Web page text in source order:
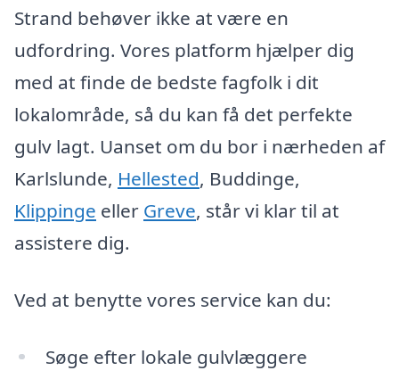
Strand behøver ikke at være en
udfordring. Vores platform hjælper dig
med at finde de bedste fagfolk i dit
lokalområde, så du kan få det perfekte
gulv lagt. Uanset om du bor i nærheden af
Karlslunde, Hellested, Buddinge,
Klippinge eller Greve, står vi klar til at
assistere dig.
Ved at benytte vores service kan du:
Søge efter lokale gulvlæggere